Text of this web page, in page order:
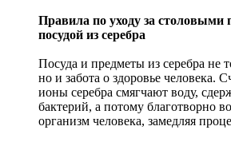
Правила по уходу за столовыми
посудой из серебра
Посуда и предметы из серебра не
но и забота о здоровье человека.
ионы серебра смягчают воду,
бактерий, а потому благотворно
организм человека, замедляя